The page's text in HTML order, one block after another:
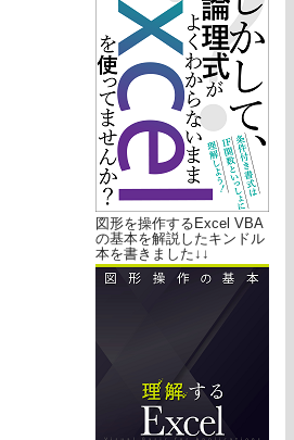
図形を操作するExcel VBA
の基本を解説したキンドル
本を書きました↓↓